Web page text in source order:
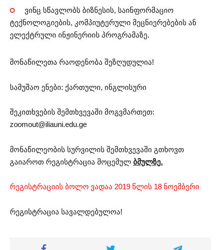
ვინც სწავლობს ბიზნესის, საინფორმაციო
ტექნოლოგიების, კომპიუტერული მეცნიერებების ან
ელექტრული ინჟინერიის პროგრამაზე.
მონაწილეთა რაოდენობა შეზღუდულია!
სამუშაო ენები: ქართული, ინგლისური
შეკითხვების შემთხვევაში მოგვმართეთ:
zoomout@iliauni.edu.ge
მონაწილეობის სურვილის შემთხვევაში გთხოვთ
გაიაროთ რეგისტრაცია მოცემულ ბმულზე.
რეგისტრაციის ბოლო ვადაა 2019 წლის 18 ნოემბერი
რეგისტრაცია სავალდებულოა!